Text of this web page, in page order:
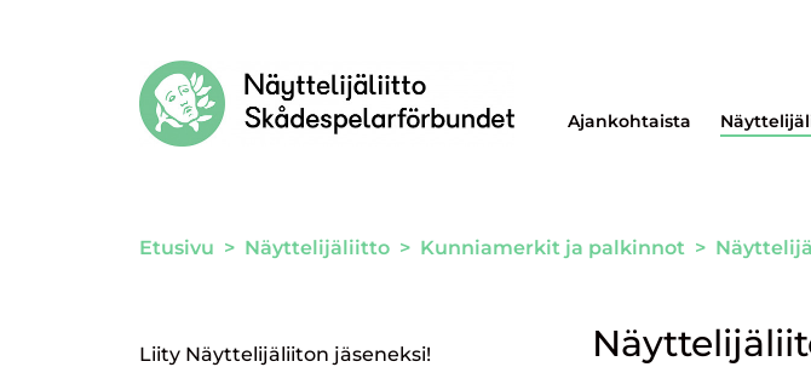
Ajankohtaista
Etusivu > Näyttelijäliitto > Kunniamerkit ja palkinnot >
Liity Näyttelijäliiton jäseneksi!